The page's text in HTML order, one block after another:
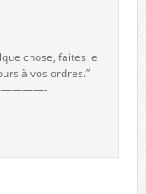
chose, faites le
à vos ordres.”